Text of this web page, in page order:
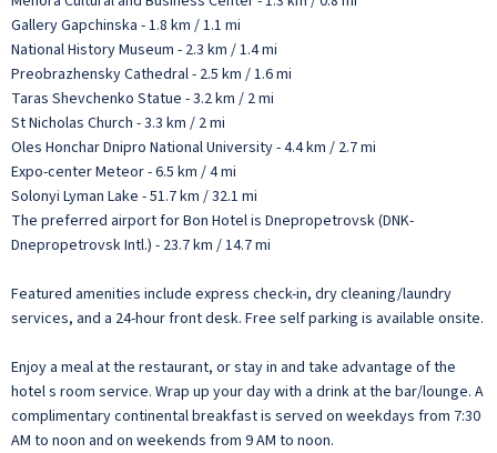
Gallery Gapchinska - 1.8 km / 1.1 mi
National History Museum - 2.3 km / 1.4 mi
Preobrazhensky Cathedral - 2.5 km / 1.6 mi
Taras Shevchenko Statue - 3.2 km / 2 mi
St Nicholas Church - 3.3 km / 2 mi
Oles Honchar Dnipro National University - 4.4 km / 2.7 mi
Expo-center Meteor - 6.5 km / 4 mi
Solonyi Lyman Lake - 51.7 km / 32.1 mi
The preferred airport for Bon Hotel is Dnepropetrovsk (DNK-
Dnepropetrovsk Intl.) - 23.7 km / 14.7 mi
Featured amenities include express check-in, dry cleaning/laundry
services, and a 24-hour front desk. Free self parking is available onsite.
Enjoy a meal at the restaurant, or stay in and take advantage of the
hotel s room service. Wrap up your day with a drink at the bar/lounge. A
complimentary continental breakfast is served on weekdays from 7:30
AM to noon and on weekends from 9 AM to noon.